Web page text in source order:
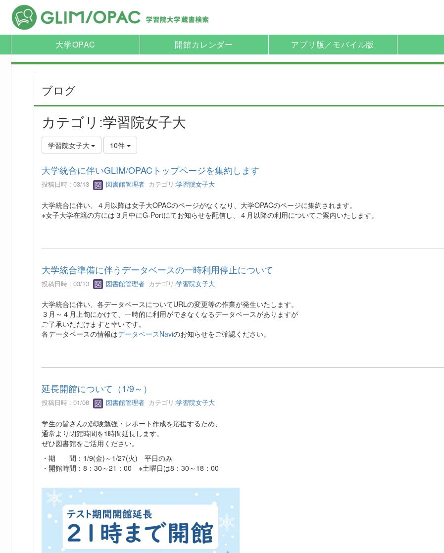
大学OPAC 開館カレンダー アプリ版／モバイル版
ブログ
カテゴリ:学習院女子大
学習院女子大 10件
大学統合に伴いGLIM/OPACトップページを集約します
投稿日時 : 03/13 図書館管理者 カテゴリ:学習院女子大
大学統合に伴い、４月以降は女子大OPACのページがなくなり、大学OPACのページに集約されます。
※女子大学在籍の方には３月中にG-Portにてお知らせを配信し、４月以降の利用についてご案内いたします。
大学統合準備に伴うデータベースの一時利用停止について
投稿日時 : 03/13 図書館管理者 カテゴリ:学習院女子大
大学統合に伴い、各データベースについてURLの変更等の作業が発生いたします。
３月～４月上旬にかけて、一時的に利用ができなくなるデータベースがありますが
ご了承いただけますと幸いです。
各データベースの情報はデータベースNaviのお知らせをご確認ください。
延長開館について（1/9～）
投稿日時 : 01/08 図書館管理者 カテゴリ:学習院女子大
学生の皆さんの試験勉強・レポート作成を応援するため、
通常より閉館時間を1時間延長します。
ぜひ図書館をご活用ください。
・期 間：1/9(金)～1/27(火) 平日のみ
・開館時間：8：30～21：00 ※土曜日は8：30～18：00